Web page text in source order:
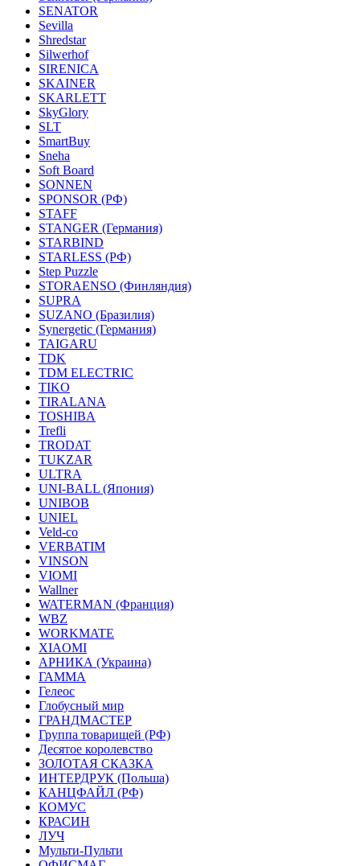
SENATOR
Sevilla
Shredstar
Silwerhof
SIRENICA
SKAINER
SKARLETT
SkyGlory
SLT
SmartBuy
Sneha
Soft Board
SONNEN
SPONSOR (РФ)
STAFF
STANGER (Германия)
STARBIND
STARLESS (РФ)
Step Puzzle
STORAENSO (Финляндия)
SUPRA
SUZANO (Бразилия)
Synergetic (Германия)
TAIGARU
TDK
TDM ELECTRIC
TIKO
TIRALANA
TOSHIBA
Trefli
TRODAT
TUKZAR
ULTRA
UNI-BALL (Япония)
UNIBOB
UNIEL
Veld-co
VERBATIM
VINSON
VIOMI
Wallner
WATERMAN (Франция)
WBZ
WORKMATE
XIAOMI
АРНИКА (Украина)
ГАММА
Гелеос
Глобусный мир
ГРАНДМАСТЕР
Группа товарищей (РФ)
Десятое королевство
ЗОЛОТАЯ СКАЗКА
ИНТЕРДРУК (Польша)
КАНЦФАЙЛ (РФ)
КОМУС
КРАСИН
ЛУЧ
Мульти-Пульти